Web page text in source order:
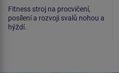
Fitness stroj na procvičení,
posílení a rozvoji svalů nohou a
hýždí.